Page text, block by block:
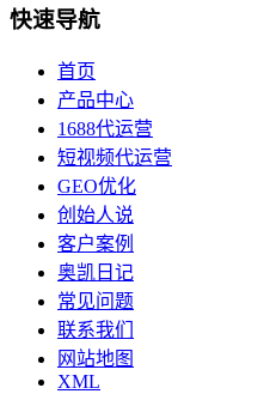
快速导航
首页
产品中心
1688代运营
短视频代运营
GEO优化
创始人说
客户案例
奥凯日记
常见问题
联系我们
网站地图
XML